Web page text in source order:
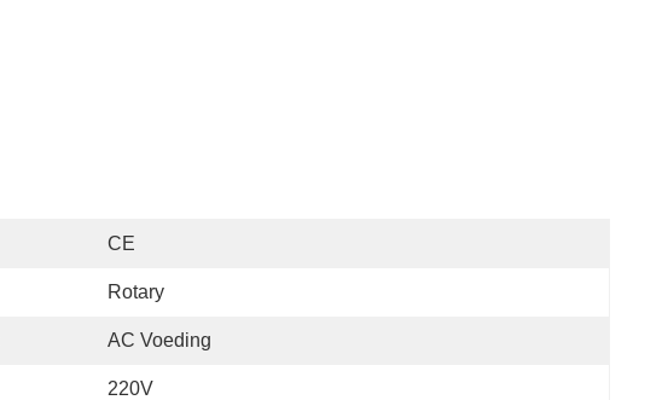
CE
Rotary
AC Voeding
220V